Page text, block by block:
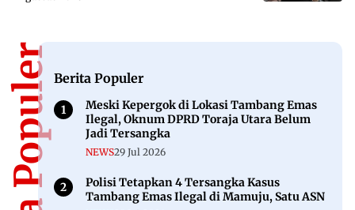
Berita Populer
Meski Kepergok di Lokasi Tambang Emas
Ilegal, Oknum DPRD Toraja Utara Belum
Jadi Tersangka
NEWS29 Jul 2026
Polisi Tetapkan 4 Tersangka Kasus
Tambang Emas Ilegal di Mamuju, Satu ASN